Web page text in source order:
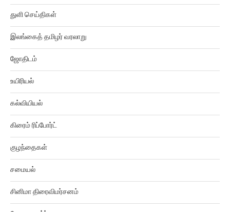
துளி செய்திகள்
இலங்கைத் தமிழர் வரலாறு
ஜோதிடம்
உயிரியல்
கல்வியியல்
கிரைம் ரிப்போர்ட்
குழந்தைகள்
சமையல்
சினிமா திரைவிமர்சனம்
வேலைவாய்ப்பு